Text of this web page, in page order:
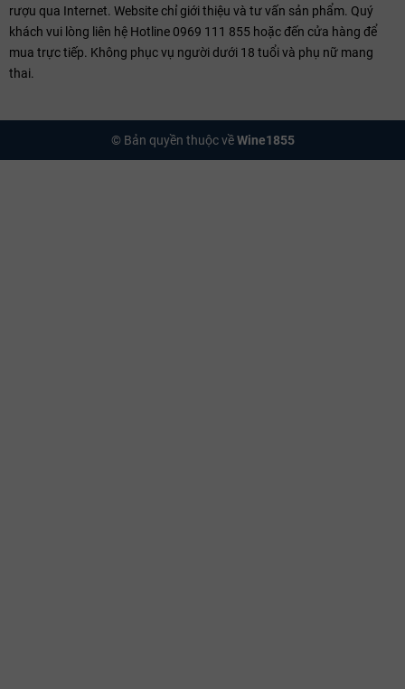
rượu qua Internet. Website chỉ giới thiệu và tư vấn sản phẩm. Quý
khách vui lòng liên hệ Hotline 0969 111 855 hoặc đến cửa hàng để
mua trực tiếp. Không phục vụ người dưới 18 tuổi và phụ nữ mang
thai.
© Bản quyền thuộc vềWine1855